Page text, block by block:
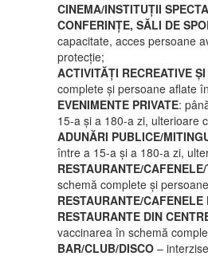
CINEMA/INSTITUȚII
CONFERINȚE, SĂLI DE
capacitate, acces persoane
protecție;
ACTIVITĂȚI RECREATIVE
complete și persoane aflate
EVENIMENTE PRIVATE:
15-a și a 180-a zi, ulterioare
ADUNĂRI PUBLICE/
între a 15-a și a 180-a zi,
RESTAURANTE/
schemă complete și
RESTAURANTE/
RESTAURANTE DIN
vaccinarea în schemă
BAR/CLUB/DISCO – interzise